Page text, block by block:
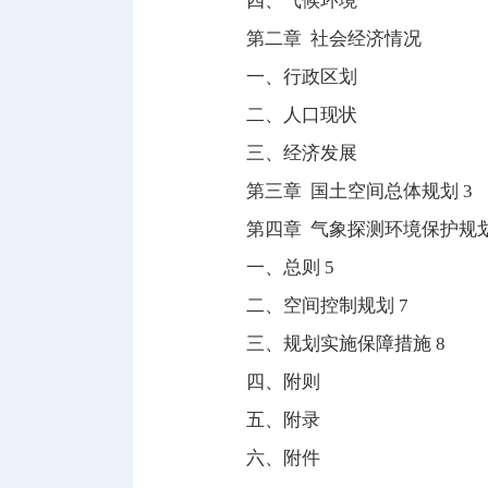
第二章 社会经济情况
一、行政区划
二、人口现状
三、经济发展
第三章 国土空间总体规划 3
第四章 气象探测环境保护规
一、总则 5
二、空间控制规划 7
三、规划实施保障措施 8
四、附则
五、附录
六、附件